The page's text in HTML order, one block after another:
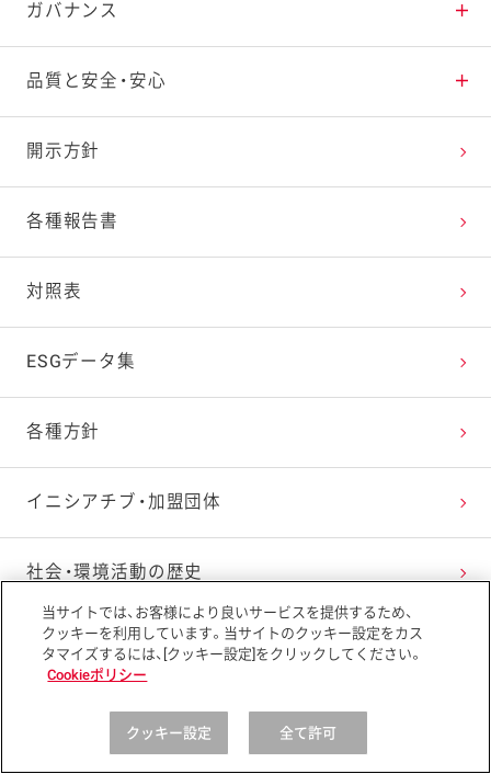
ユニバーサルデザインへの取り組み
社会貢献活動
人権尊重への取り組み
多様な人材の活躍
健康経営・労働安全衛生
ガバナンス
倫理規範
コーポレート・ガバナンス
リスクマネジメント
品質と安全・安心
品質保証体制
商品品質の取り組み
バリューチェーン品質の取り組み
サプライヤー品質の取り組み
品質基盤の強化
開示方針
各種報告書
対照表
ESGデータ集
各種方針
イニシアチブ・加盟団体
社会・環境活動の歴史
キユーピーグループ
オフィシャルブログ
グループ各社のサステナビリティ活動
当サイトでは、お客様により良いサービスを提供するため、
クッキーを利用しています。当サイトのクッキー設定をカス
タマイズするには、[クッキー設定]をクリックしてください。
Cookieポリシー
クッキー設定 全て許可